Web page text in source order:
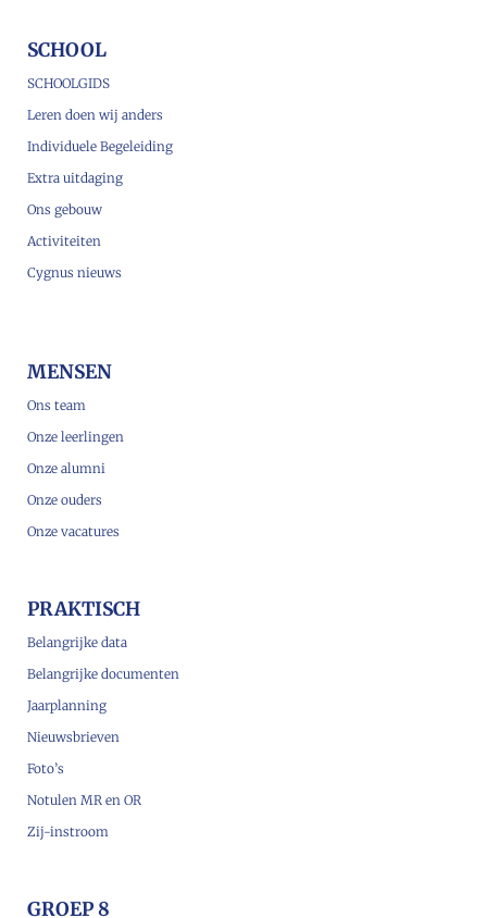
SCHOOL
SCHOOLGIDS
Leren doen wij anders
Individuele Begeleiding
Extra uitdaging
Ons gebouw
Activiteiten
Cygnus nieuws
MENSEN
Ons team
Onze leerlingen
Onze alumni
Onze ouders
Onze vacatures
PRAKTISCH
Belangrijke data
Belangrijke documenten
Jaarplanning
Nieuwsbrieven
Foto’s
Notulen MR en OR
Zij-instroom
GROEP 8